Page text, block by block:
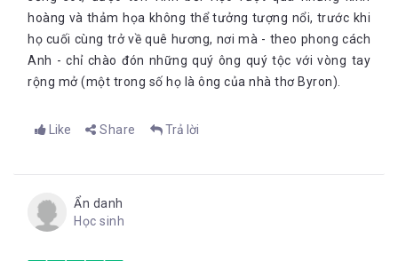
hoàng và thảm họa không thể tưởng tượng nổi, trước khi
họ cuối cùng trở về quê hương, nơi mà - theo phong cách
Anh - chỉ chào đón những quý ông quý tộc với vòng tay
rộng mở (một trong số họ là ông của nhà thơ Byron).
Like Share Trả lời
Ẩn danh
Học sinh